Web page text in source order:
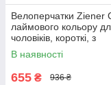
Велоперчатки Ziener
лаймового кольору
чоловіків, короткі, з
амортизуючими
гелевими подушечками
В наявності
655 ₴ 936 ₴